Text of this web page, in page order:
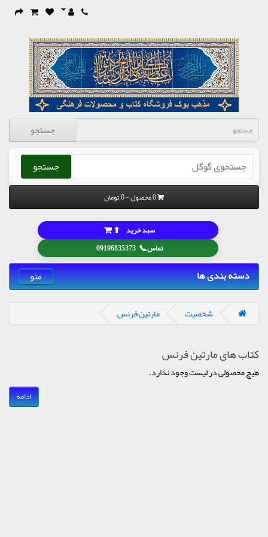
جستجو
جستجو
0 محصول - 0 تومان
تماس📞
09196835373
سبد خرید ⬆
دسته بندی ها منو
شخصیت مارتین فرنس
کتاب های مارتین فرنس
هیچ محصولی در لیست وجود ندارد.
ادامه